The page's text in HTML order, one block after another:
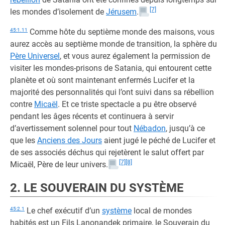
les mondes d’isolement de Jérusem. [7]
45:1.11
Comme hôte du septième monde des maisons, vous
aurez accès au septième monde de transition, la sphère du
Père Universel, et vous aurez également la permission de
visiter les mondes-prisons de Satania, qui entourent cette
planète et où sont maintenant enfermés Lucifer et la
majorité des personnalités qui l’ont suivi dans sa rébellion
contre Micaël. Et ce triste spectacle a pu être observé
pendant les âges récents et continuera à servir
d’avertissement solennel pour tout Nébadon, jusqu’à ce
que les Anciens des Jours aient jugé le péché de Lucifer et
de ses associés déchus qui rejetèrent le salut offert par
Micaël, Père de leur univers.
[7] [8]
2. LE SOUVERAIN DU SYSTÈME
45:2.1 Le chef exécutif d’un système local de mondes
habités est un Fils Lanonandek primaire, le Souverain du